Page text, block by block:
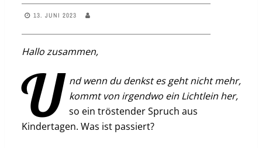
13. JUNI 2023
Hallo zusammen,
U nd wenn du denkst es geht nicht mehr,
kommt von irgendwo ein Lichtlein her,
so ein tröstender Spruch aus
Kindertagen. Was ist passiert?